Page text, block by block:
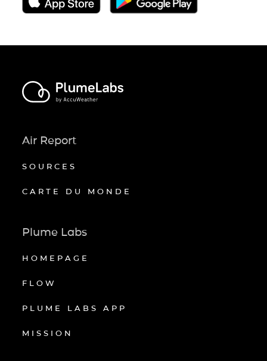
Air Report
SOURCES
CARTE DU MONDE
Plume Labs
HOMEPAGE
FLOW
PLUME LABS APP
MISSION